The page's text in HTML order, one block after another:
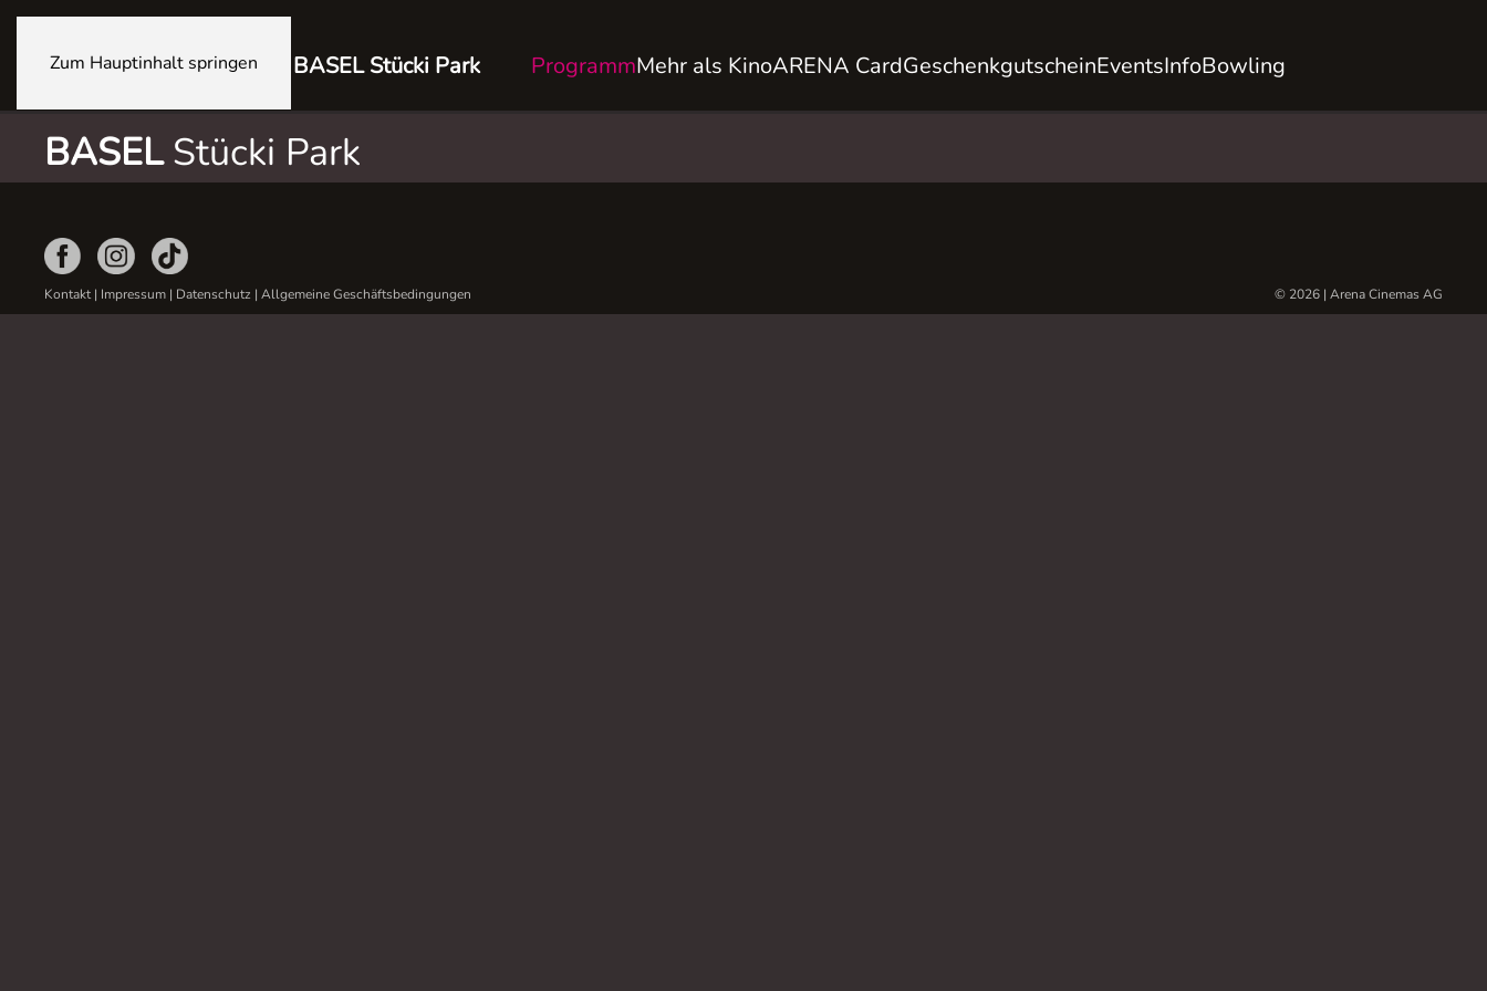
Zum Hauptinhalt springen BASEL Stücki Park ProgrammMehr als KinoARENA CardGeschenkgutscheinEventsInfoBowling
BASELStücki Park
Kontakt| Impressum | Datenschutz | Allgemeine Geschäftsbedingungen © 2026 | Arena Cinemas AG